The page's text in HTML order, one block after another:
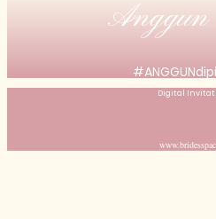
Digital